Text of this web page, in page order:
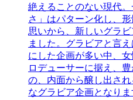
絶えることのない現代
さ」はパターン化し、
思いから、新しいグラ
ました。グラビアと言
にした企画が多い中、
ロデューサーに据え、
の、内面から醸し出さ
なグラビア企画となりま